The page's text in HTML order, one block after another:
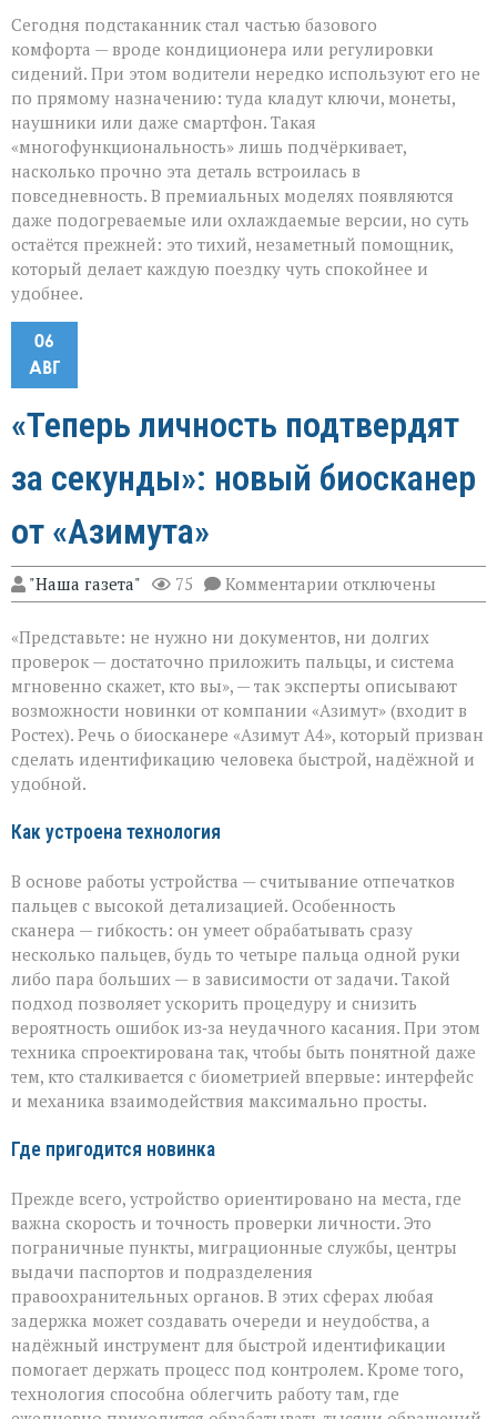
Сегодня подстаканник стал частью базового
комфорта — вроде кондиционера или регулировки
сидений. При этом водители нередко используют его не
по прямому назначению: туда кладут ключи, монеты,
наушники или даже смартфон. Такая
«многофункциональность» лишь подчёркивает,
насколько прочно эта деталь встроилась в
повседневность. В премиальных моделях появляются
даже подогреваемые или охлаждаемые версии, но суть
остаётся прежней: это тихий, незаметный помощник,
который делает каждую поездку чуть спокойнее и
удобнее.
06
АВГ
«Теперь личность подтвердят
за секунды»: новый биосканер
от «Азимута»
"Наша газета" 75 Комментарии к
записи
личность
подтвердят
за
секунды»:
новый
биосканер
от
«Азимута»
отключены
«Представьте: не нужно ни документов, ни долгих
проверок — достаточно приложить пальцы, и система
мгновенно скажет, кто вы», — так эксперты описывают
возможности новинки от компании «Азимут» (входит в
Ростех). Речь о биосканере «Азимут А4», который призван
сделать идентификацию человека быстрой, надёжной и
удобной.
Как устроена технология
В основе работы устройства — считывание отпечатков
пальцев с высокой детализацией. Особенность
сканера — гибкость: он умеет обрабатывать сразу
несколько пальцев, будь то четыре пальца одной руки
либо пара больших — в зависимости от задачи. Такой
подход позволяет ускорить процедуру и снизить
вероятность ошибок из‑за неудачного касания. При этом
техника спроектирована так, чтобы быть понятной даже
тем, кто сталкивается с биометрией впервые: интерфейс
и механика взаимодействия максимально просты.
Где пригодится новинка
Прежде всего, устройство ориентировано на места, где
важна скорость и точность проверки личности. Это
пограничные пункты, миграционные службы, центры
выдачи паспортов и подразделения
правоохранительных органов. В этих сферах любая
задержка может создавать очереди и неудобства, а
надёжный инструмент для быстрой идентификации
помогает держать процесс под контролем. Кроме того,
технология способна облегчить работу там, где